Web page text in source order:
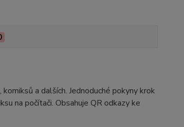
a dalších. Jednoduché pokyny krok
na počítači. Obsahuje QR odkazy ke